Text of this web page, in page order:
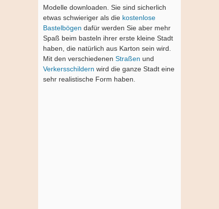
Modelle downloaden. Sie sind sicherlich
etwas schwieriger als die kostenlose
Bastelbögen dafür werden Sie aber mehr
Spaß beim basteln ihrer erste kleine Stadt
haben, die natürlich aus Karton sein wird.
Mit den verschiedenen Straßen und
Verkersschildern wird die ganze Stadt eine
sehr realistische Form haben.